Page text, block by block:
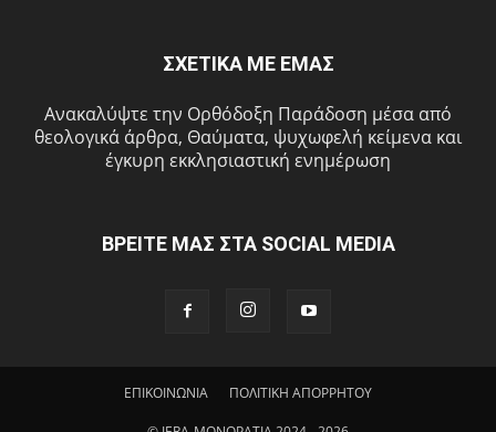
ΣΧΕΤΙΚΑ ΜΕ ΕΜΑΣ
Ανακαλύψτε την Ορθόδοξη Παράδοση μέσα από
θεολογικά άρθρα, Θαύματα, ψυχωφελή κείμενα και
έγκυρη εκκλησιαστική ενημέρωση
ΒΡΕΙΤΕ ΜΑΣ ΣΤΑ SOCIAL MEDIA
ΕΠΙΚΟΙΝΩΝΙΑ ΠΟΛΙΤΙΚΗ ΑΠΟΡΡΗΤΟΥ